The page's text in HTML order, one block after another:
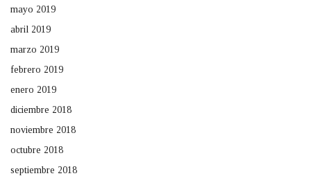
mayo 2019
abril 2019
marzo 2019
febrero 2019
enero 2019
diciembre 2018
noviembre 2018
octubre 2018
septiembre 2018